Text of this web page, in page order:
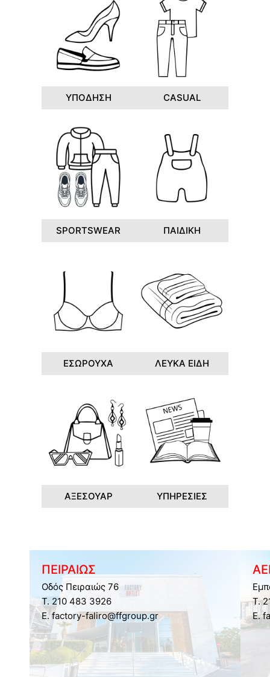
ΥΠΟΔΗΣΗ CASUAL
SPORTSWEAR ΠΑΙΔΙΚΗ
ΕΣΩΡΟΥΧΑ ΛΕΥΚΑ ΕΙΔΗ
ΑΞΕΣΟΥΑΡ ΥΠΗΡΕΣΙΕΣ
ΠΕΙΡΑΙΩΣ
Οδός Πειραιώς 76
Τ. 210 483 3926
E. factory-faliro@ffgroup.gr
Τ.
E.